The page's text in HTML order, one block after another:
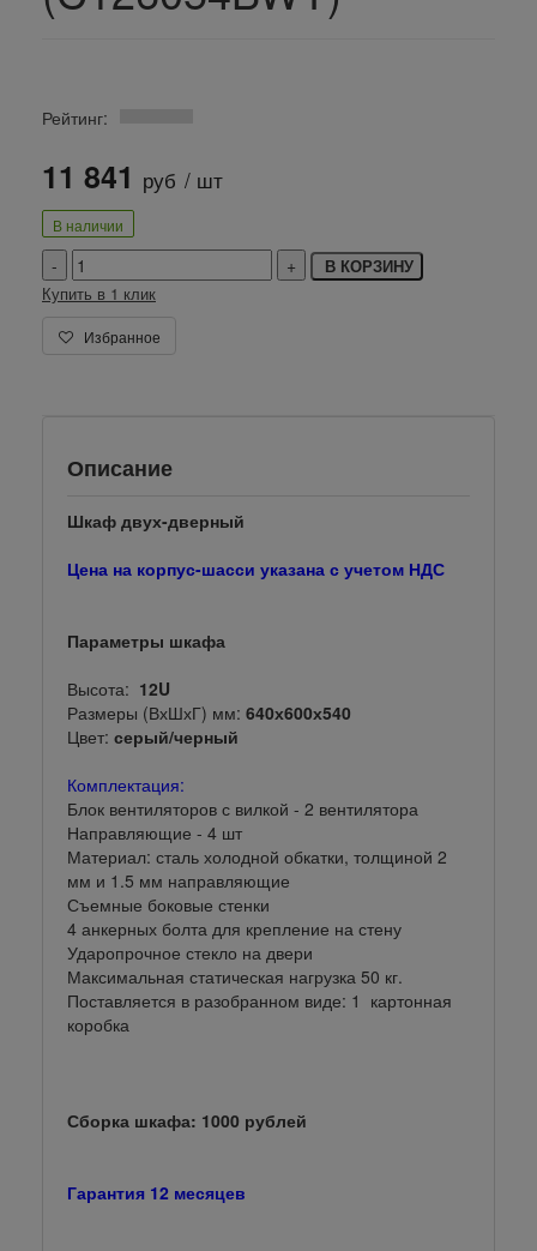
Рейтинг:
11 841 руб / шт
В наличии
В КОРЗИНУ
Купить в 1 клик
Избранное
Описание
Шкаф двух-дверный
Цена на корпус-шасси указана с учетом НДС
Параметры шкафа
Высота: 12U
Размеры (ВхШхГ) мм: 640х600х540
Цвет: серый/черный
Комплектация:
Блок вентиляторов с вилкой - 2 вентилятора
Направляющие - 4 шт
Материал: сталь холодной обкатки, толщиной 2
мм и 1.5 мм направляющие
Съемные боковые стенки
4 анкерных болта для крепление на стену
Ударопрочное стекло на двери
Максимальная статическая нагрузка 50 кг.
Поставляется в разобранном виде: 1 картонная
коробка
Сборка шкафа: 1000 рублей
Гарантия 12 месяцев